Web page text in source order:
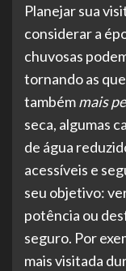
Planejar sua
considerar a
chuvosas
tornando as
tambémmais
seca, algumas
de água
acessíveis e
seu objetivo:
potência ou
seguro. Por
mais visitada